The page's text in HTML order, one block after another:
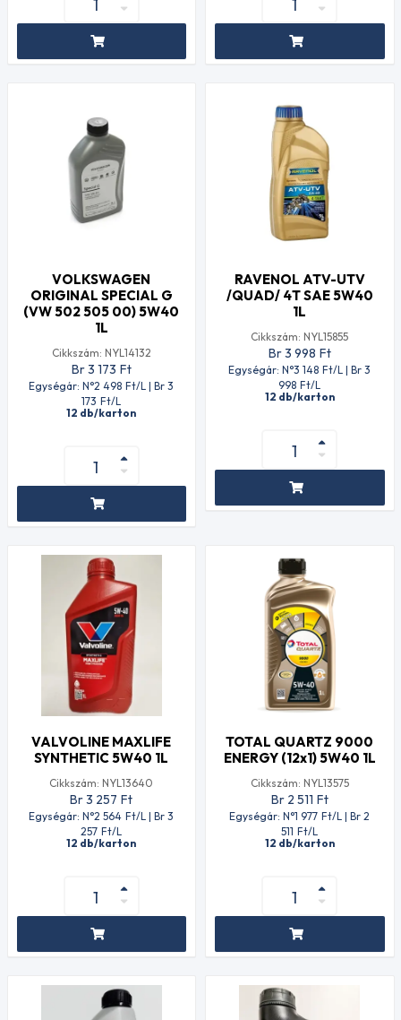
VOLKSWAGEN
ORIGINAL SPECIAL G
(VW 502 505 00) 5W40
1L
Cikkszám: NYL14132
Br 3 173 Ft
Egységár: N°2 498 Ft/L | Br 3
173 Ft/L
12 db/karton
RAVENOL ATV-UTV
/QUAD/ 4T SAE 5W40
1L
Cikkszám: NYL15855
Br 3 998 Ft
Egységár: N°3 148 Ft/L | Br 3
998 Ft/L
12 db/karton
VALVOLINE MAXLIFE
SYNTHETIC 5W40 1L
Cikkszám: NYL13640
Br 3 257 Ft
Egységár: N°2 564 Ft/L | Br 3
257 Ft/L
12 db/karton
TOTAL QUARTZ 9000
ENERGY (12x1) 5W40 1L
Cikkszám: NYL13575
Br 2 511 Ft
Egységár: N°1 977 Ft/L | Br 2
511 Ft/L
12 db/karton